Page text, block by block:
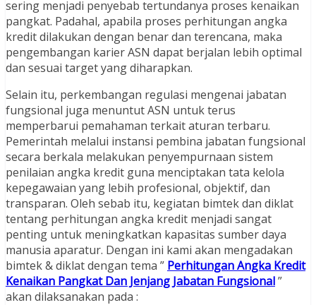
sering menjadi penyebab tertundanya proses kenaikan
pangkat. Padahal, apabila proses perhitungan angka
kredit dilakukan dengan benar dan terencana, maka
pengembangan karier ASN dapat berjalan lebih optimal
dan sesuai target yang diharapkan.
Selain itu, perkembangan regulasi mengenai jabatan
fungsional juga menuntut ASN untuk terus
memperbarui pemahaman terkait aturan terbaru.
Pemerintah melalui instansi pembina jabatan fungsional
secara berkala melakukan penyempurnaan sistem
penilaian angka kredit guna menciptakan tata kelola
kepegawaian yang lebih profesional, objektif, dan
transparan. Oleh sebab itu, kegiatan bimtek dan diklat
tentang perhitungan angka kredit menjadi sangat
penting untuk meningkatkan kapasitas sumber daya
manusia aparatur. Dengan ini kami akan mengadakan
bimtek & diklat dengan tema ” Perhitungan Angka Kredit
Kenaikan Pangkat Dan Jenjang Jabatan Fungsional”
akan dilaksanakan pada :